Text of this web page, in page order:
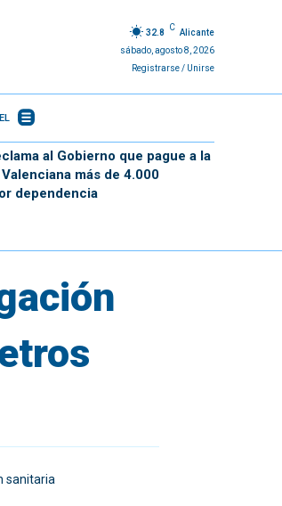
32.8
C
Alicante
sábado, agosto 8, 2026
Registrarse / Unirse
al Gobierno que pague a la
más de 4.000
dependencia
sanitaria